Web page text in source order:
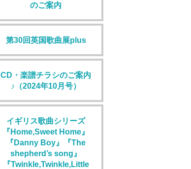
のご案内
第30回英国歌曲展plus
CD・楽譜チラシのご案内
♪（2024年10月号）
イギリス歌曲シリーズ
『Home,Sweet Home』
『Danny Boy』『The
shepherd’s song』
『Twinkle,Twinkle,Little